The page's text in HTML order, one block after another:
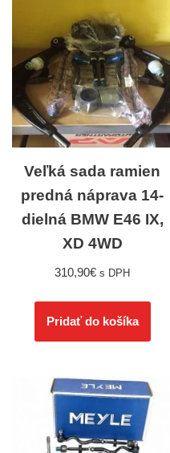
Veľká sada ramien
predná náprava 14-
dielná BMW E46 IX,
XD 4WD
310,90€ s DPH
Pridať do košíka